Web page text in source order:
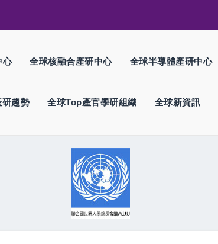
心 全球核融合產研中心 全球半導體產研中心
趨勢 全球Top產官學研組織 全球新資訊